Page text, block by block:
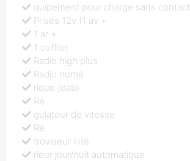
quipement pour charge sans contact
Prises 12v (1 av +
1 ar +
1 coffre)
Radio high plus
Radio numé
rique (dab)
Ré
gulateur de vitesse
Ré
troviseur inté
rieur jour/nuit automatique